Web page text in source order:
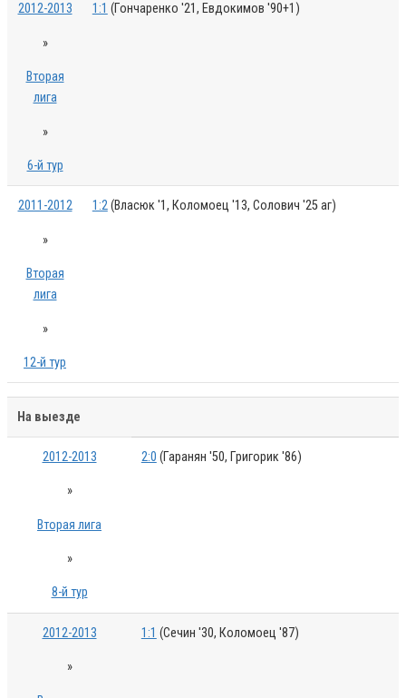
2012-2013
»
Вторая
лига
»
6-й тур
1:1 (Гончаренко '21, Евдокимов '90+1)
2011-2012
»
Вторая
лига
»
12-й тур
1:2(Власюк '1, Коломоец '13, Солович '25 аг)
На выезде
2012-2013
»
Вторая лига
»
8-й тур
2:0 (Гаранян '50, Григорик '86)
2012-2013
»
1:1 (Сечин '30, Коломоец '87)